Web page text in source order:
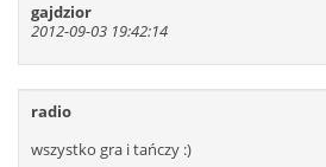
gajdzior
2012-09-03 19:42:14
radio
wszystko gra i tańczy :)